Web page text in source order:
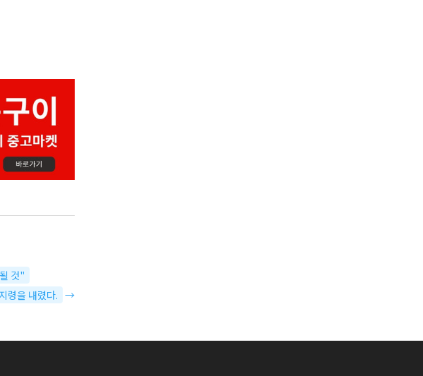
것"
령을 내렸다. →